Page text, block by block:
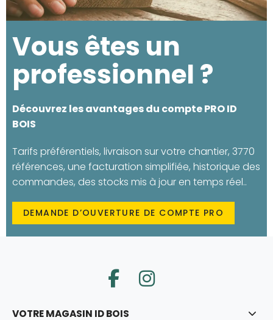
Vous êtes un
professionnel ?
Découvrez les avantages du compte PRO ID
BOIS
Tarifs préférentiels, livraison sur votre chantier, 3770
références, une facturation simplifiée, historique des
commandes, des stocks mis à jour en temps réel..
DEMANDE D’OUVERTURE DE COMPTE PRO
VOTRE MAGASIN ID BOIS